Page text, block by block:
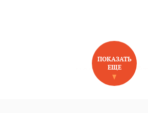
НОВОЕ НА САЙТЕ
ПОКАЗАТЬ
ЕЩЕ